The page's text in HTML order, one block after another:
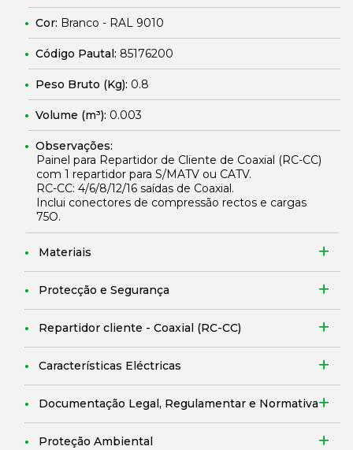
Cor: Branco - RAL 9010
Código Pautal: 85176200
Peso Bruto (Kg): 0.8
Volume (m³): 0.003
Observações:
Painel para Repartidor de Cliente de Coaxial (RC-CC)
com 1 repartidor para S/MATV ou CATV.
RC-CC: 4/6/8/12/16 saídas de Coaxial.
Inclui conectores de compressão rectos e cargas
75O.
Materiais
Protecção e Segurança
Repartidor cliente - Coaxial (RC-CC)
Características Eléctricas
Documentação Legal, Regulamentar e Normativa
Proteção Ambiental